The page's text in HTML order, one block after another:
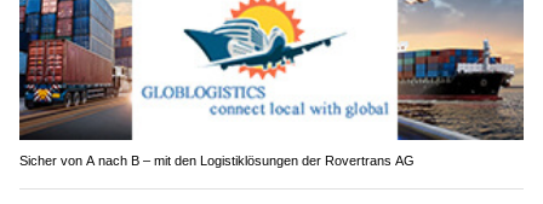
Sicher von A nach B – mit den Logistiklösungen der Rovertrans AG